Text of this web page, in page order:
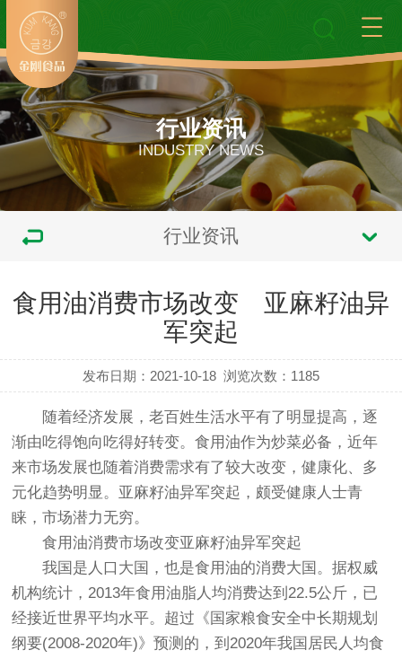
行业资讯
INDUSTRY NEWS
行业资讯
食用油消费市场改变 亚麻籽油异
军突起
发布日期：2021-10-18 浏览次数： 1185
随着经济发展，老百姓生活水平有了明显提高，逐
渐由吃得饱向吃得好转变。食用油作为炒菜必备，近年
来市场发展也随着消费需求有了较大改变，健康化、多
元化趋势明显。亚麻籽油异军突起，颇受健康人士青
睐，市场潜力无穷。
食用油消费市场改变亚麻籽油异军突起
我国是人口大国，也是食用油的消费大国。据权威
机构统计，2013年食用油脂人均消费达到22.5公斤，已
经接近世界平均水平。超过《国家粮食安全中长期规划
纲要(2008-2020年)》预测的，到2020年我国居民人均食